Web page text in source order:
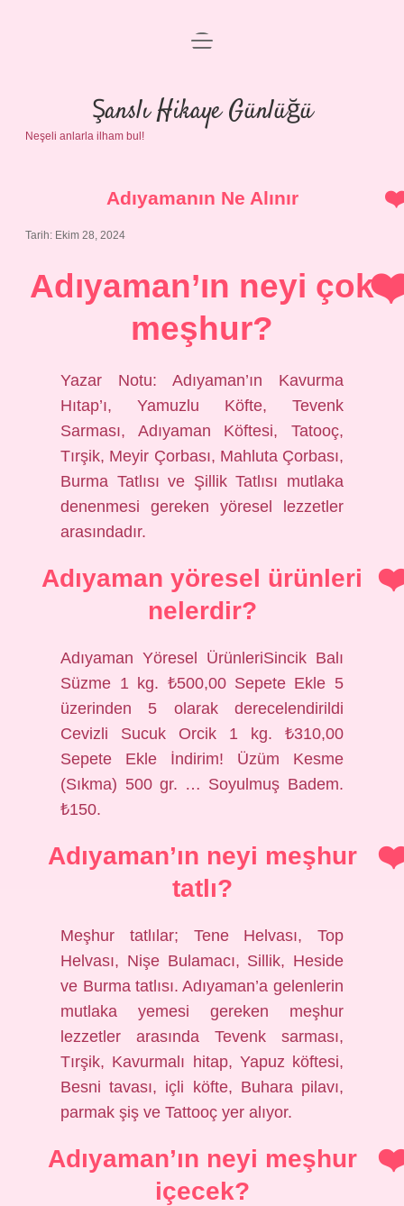
Anasayfa
Gizlilik Politikası
menüyü
Şanslı Hikaye Günlüğü
Neşeli anlarla ilham bul!
Adıyamanın Ne Alınır
Tarih: Ekim 28, 2024
Adıyaman’ın neyi çok
meşhur?
Yazar Notu: Adıyaman’ın Kavurma
Hıtap’ı, Yamuzlu Köfte, Tevenk
Sarması, Adıyaman Köftesi, Tatooç,
Tırşik, Meyir Çorbası, Mahluta Çorbası,
Burma Tatlısı ve Şillik Tatlısı mutlaka
denenmesi gereken yöresel lezzetler
arasındadır.
Adıyaman yöresel ürünleri
nelerdir?
Adıyaman Yöresel ÜrünleriSincik Balı
Süzme 1 kg. ₺500,00 Sepete Ekle 5
üzerinden 5 olarak derecelendirildi
Cevizli Sucuk Orcik 1 kg. ₺310,00
Sepete Ekle İndirim! Üzüm Kesme
(Sıkma) 500 gr. … Soyulmuş Badem.
₺150.
Adıyaman’ın neyi meşhur
tatlı?
Meşhur tatlılar; Tene Helvası, Top
Helvası, Nişe Bulamacı, Sillik, Heside
ve Burma tatlısı. Adıyaman’a gelenlerin
mutlaka yemesi gereken meşhur
lezzetler arasında Tevenk sarması,
Tırşik, Kavurmalı hitap, Yapuz köftesi,
Besni tavası, içli köfte, Buhara pilavı,
parmak şiş ve Tattooç yer alıyor.
Adıyaman’ın neyi meşhur
içecek?